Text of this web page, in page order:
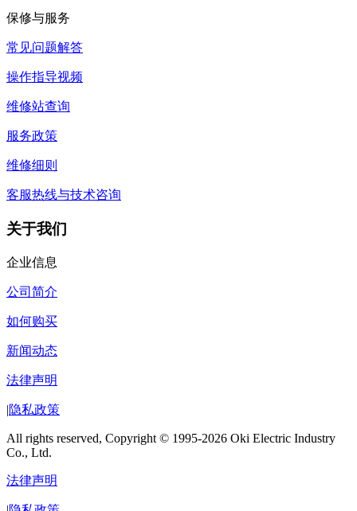
保修与服务
常见问题解答
操作指导视频
维修站查询
服务政策
维修细则
客服热线与技术咨询
关于我们
企业信息
公司简介
如何购买
新闻动态
法律声明
|隐私政策
All rights reserved, Copyright © 1995-2026 Oki Electric Industry
Co., Ltd.
法律声明